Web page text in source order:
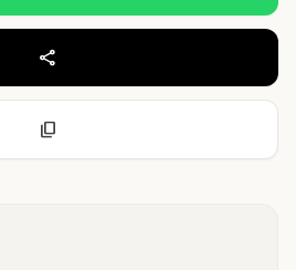
share
content_copy